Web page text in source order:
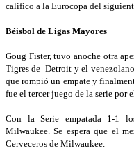
califico a la Eurocopa del
Béisbol de Ligas Mayores
Goug Fister, tuvo anoche otra
Tigres de Detroit y el
que rompió un empate y
fue el tercer juego de la serie por
Con la Serie empatada 1-1
Milwaukee. Se espera que el
Cerveceros de Milwaukee.